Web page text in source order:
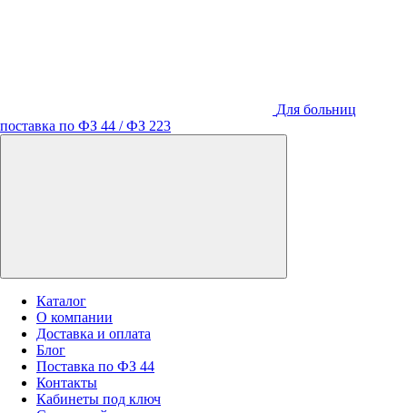
Для больниц
поставка по ФЗ 44 / ФЗ 223
Каталог
О компании
Доставка и оплата
Блог
Поставка по ФЗ 44
Контакты
Кабинеты под ключ